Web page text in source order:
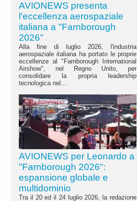
AVIONEWS presenta
l'eccellenza aerospaziale
italiana a "Farnborough
2026"
Alla fine di luglio 2026, l'industria
aerospaziale italiana ha portato le proprie
eccellenze al "Farnborough International
Airshow", nel Regno Unito, per
consolidare la propria leadership
tecnologica nel...
AVIONEWS per Leonardo a
"Farnborough 2026":
espansione globale e
multidominio
Tra il 20 ed il 24 luglio 2026, la redazione